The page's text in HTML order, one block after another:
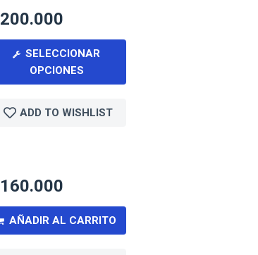
200.000
SELECCIONAR
OPCIONES
ADD TO WISHLIST
160.000
AÑADIR AL CARRITO